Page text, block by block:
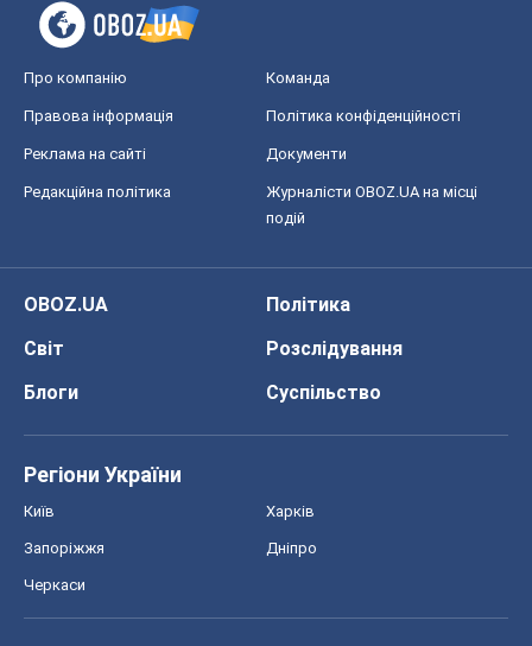
Про компанію Команда
Правова інформація Політика конфіденційності
Реклама на сайті Документи
Редакційна політика
Журналісти OBOZ.UA на місці
подій
OBOZ.UA
Політика
Світ
Розслідування
Блоги
Суспільство
Регіони України
Київ Харків
Запоріжжя Дніпро
Черкаси